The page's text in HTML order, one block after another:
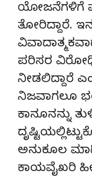
ಯೋಜನೆಗಳಿಗೆ
ತೋರಿದ್ದಾರೆ.
ಪರಿಸರ
ನೀಡಲಿದ್ದಾರೆ
ನಿಜವಾಗಲೂ
ಕಾನೂನನ್ನು
ಅನುಕೂಲ
ಕಾಯವೈಖರಿ